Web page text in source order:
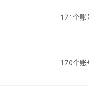
171个账
170个账